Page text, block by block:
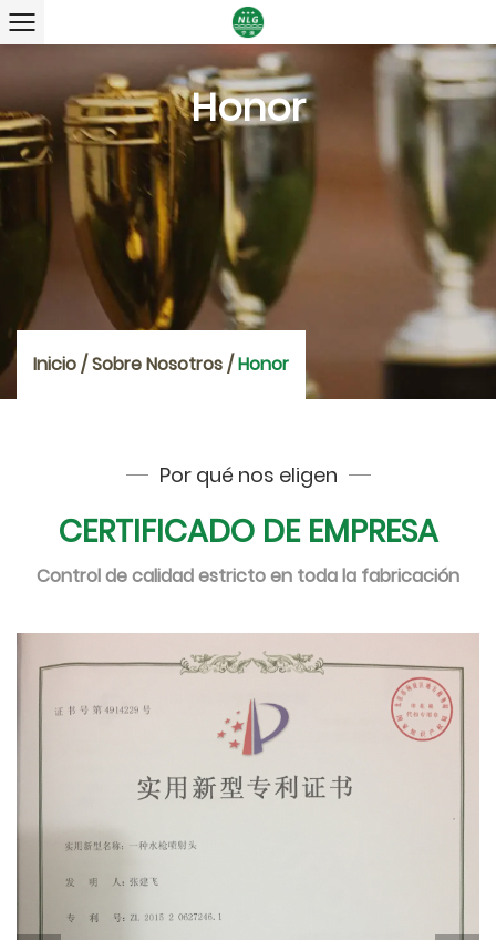
Honor
Inicio/Sobre Nosotros/Honor
Por qué nos eligen
CERTIFICADO DE EMPRESA
Control de calidad estricto en toda la fabricación